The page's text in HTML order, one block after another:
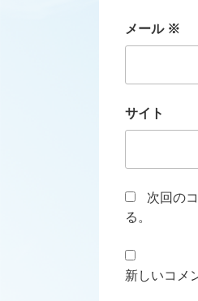
メール ※
サイト
次回の
る。
新しいコメ